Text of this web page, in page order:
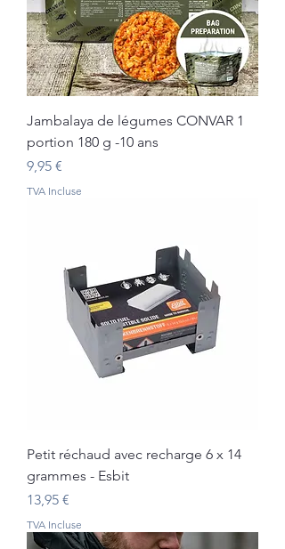
Jambalaya de légumes CONVAR 1
portion 180 g -10 ans
Prix
9,95 €
TVA Incluse
Petit réchaud avec recharge 6 x 14
grammes - Esbit
Prix
13,95 €
TVA Incluse